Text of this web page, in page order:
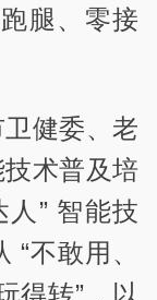
腿、零接
健委、老
术普及培
” 智能技
不敢用、
得转”，以